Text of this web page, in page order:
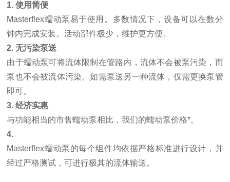
1. 使用简便
Masterflex蠕动泵易于使用。多数情况下，设备可以在数分
钟内完成安装。活动部件极少，维护更方便。
2. 无污染泵送
由于蠕动泵可将流体限制在管路内，流体不会被泵污染，而
泵也不会被流体污染。如需泵送另一种流体，仅需更换泵管
即可。
3. 经济实惠
与功能相当的市售蠕动泵相比，我们的蠕动泵价格*。
4.
Masterflex蠕动泵的每个组件均依据严格标准进行设计，并
经过严格测试，可进行极其的流体输送。